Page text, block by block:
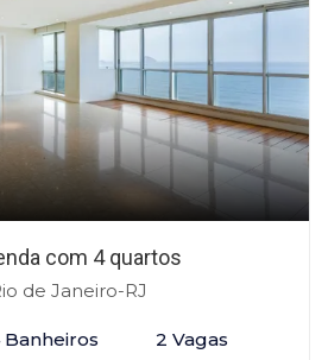
com 4 quartos
de Janeiro-RJ
Banheiros 2 Vagas